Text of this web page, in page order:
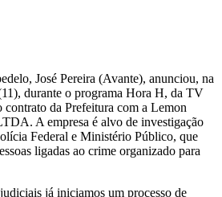
José Pereira (Avante), anunciou, na
durante o programa Hora H, da TV
da Prefeitura com a Lemon
A empresa é alvo de investigação
Federal e Ministério Público, que
ligadas ao crime organizado para
já iniciamos um processo de